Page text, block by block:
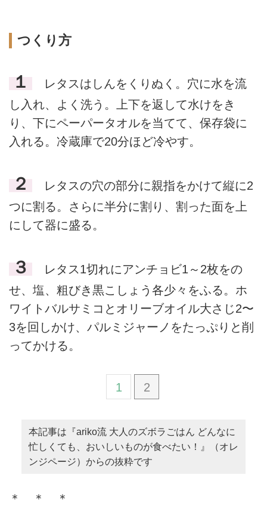
つくり方
１
レタスはしんをくりぬく。穴に水を流
し入れ、よく洗う。上下を返して水けをき
り、下にペーパータオルを当てて、保存袋に
入れる。冷蔵庫で20分ほど冷やす。
２
レタスの穴の部分に親指をかけて縦に2
つに割る。さらに半分に割り、割った面を上
にして器に盛る。
３
レタス1切れにアンチョビ1～2枚をの
せ、塩、粗びき黒こしょう各少々をふる。ホ
ワイトバルサミコとオリーブオイル大さじ2〜
3を回しかけ、パルミジャーノをたっぷりと削
ってかける。
1 2
本記事は『ariko流 大人のズボラごはん どんなに
忙しくても、おいしいものが食べたい！』（オレ
ンジページ）からの抜粋です
＊ ＊ ＊